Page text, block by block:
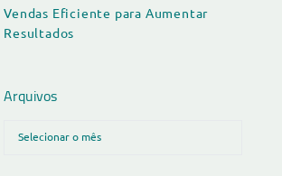
Vendas Eficiente para Aumentar
Resultados
Arquivos